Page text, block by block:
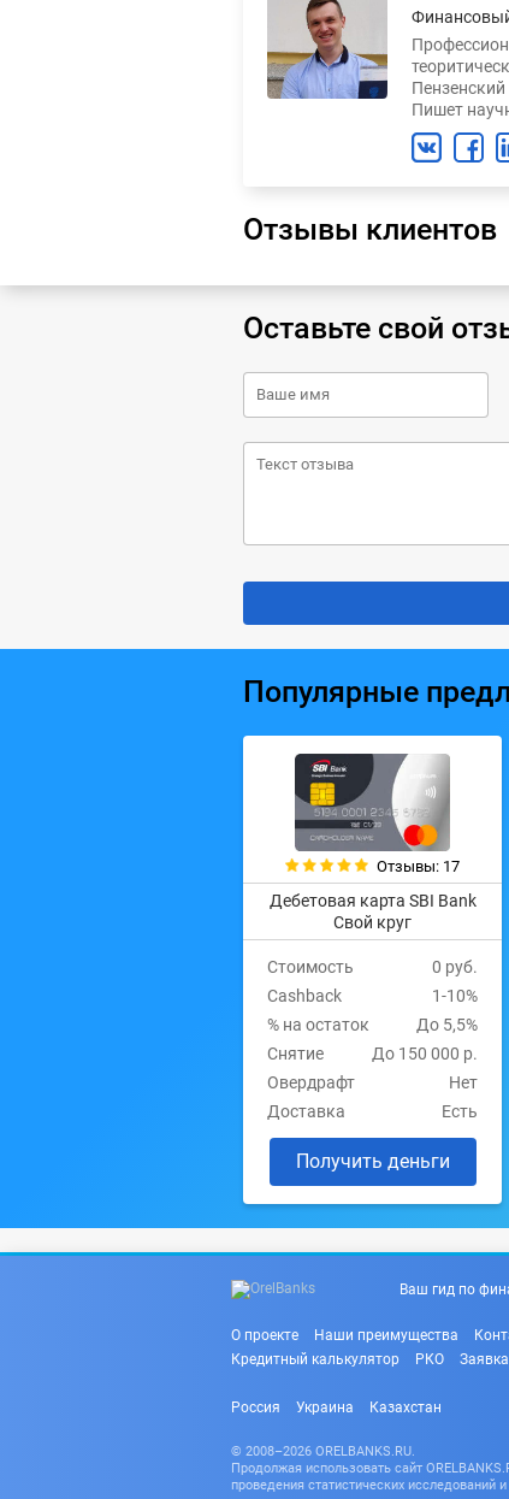
Пишет
Отзывы клиентов
Оставьте свой
Популярные
Отзывы: 17
Дебетовая карта SBI Bank
Свой круг
Стоимость
0 руб.
Cashback
1-10%
% на остаток
До 5,5%
Снятие
До 150 000 р.
Овердрафт
Нет
Доставка
Есть
Получить деньги
Ваш гид по
О проекте Наши преимущества
Кредитный калькулятор
РКО
Россия Украина Казахстан
© 2008–2026 ORELBANKS.RU.
Продолжая использовать сайт
проведения статистических